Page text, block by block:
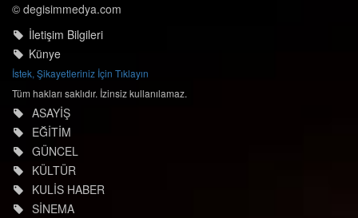
© degisimmedya.com
İletişim Bilgileri
Künye
İstek, Şikayetleriniz İçin Tıklayın
Tüm hakları saklıdır. İzinsiz kullanılamaz.
ASAYİŞ
EĞİTİM
GÜNCEL
KÜLTÜR
KULİS HABER
SİNEMA